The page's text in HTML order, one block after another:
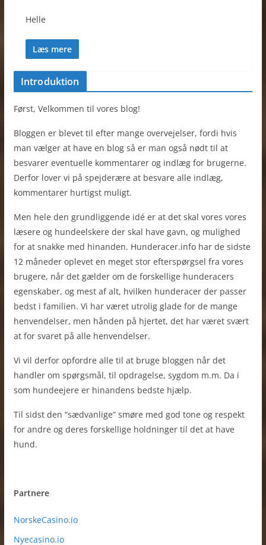
Helle
Læs mere
Introduktion
Først, Velkommen til vores blog!
Bloggen er blevet til efter mange overvejelser, fordi hvis
man vælger at have en blog så er man også nødt til at
besvarer eventuelle kommentarer og indlæg for brugerne.
Derfor lover vi på spejderære at besvare alle indlæg,
kommentarer hurtigst muligt.
Men hele den grundliggende idé er at det skal vores vores
læsere og hundeelskere der skal have gavn, og mulighed
for at snakke med hinanden. Hunderacer.info har de sidste
12 måneder oplevet en meget stor efterspørgsel fra vores
brugere, når det gælder om de forskellige hunderacers
egenskaber, og mest af alt, hvilken hunderacer der passer
bedst i familien. Vi har været utrolig glade for de mange
henvendelser, men hånden på hjertet, det har været svært
at for svaret på alle henvendelser.
Vi vil derfor opfordre alle til at bruge bloggen når det
handler om spørgsmål, til opdragelse, sygdom m.m. Da i
som hundeejere er hinandens bedste hjælp.
Til sidst den “sædvanlige” smøre med god tone og respekt
for andre og deres forskellige holdninger til det at have
hund.
Partnere
NorskeCasino.io
Nyecasino.io